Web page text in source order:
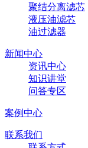
聚结分离滤芯
液压油滤芯
油过滤器
新闻中心
资讯中心
知识讲堂
问答专区
案例中心
联系我们